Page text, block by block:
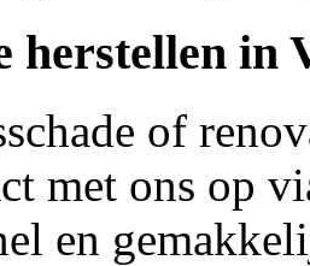
herstellen in
of
met ons op
en